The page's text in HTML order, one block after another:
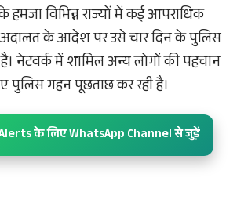
हमजा विभिन्न राज्यों में कई आपराधिक
अदालत के आदेश पर उसे चार दिन के पुलिस
है। नेटवर्क में शामिल अन्य लोगों की पहचान
पुलिस गहन पूछताछ कर रही है।
के लिए WhatsApp Channel से जुड़ें